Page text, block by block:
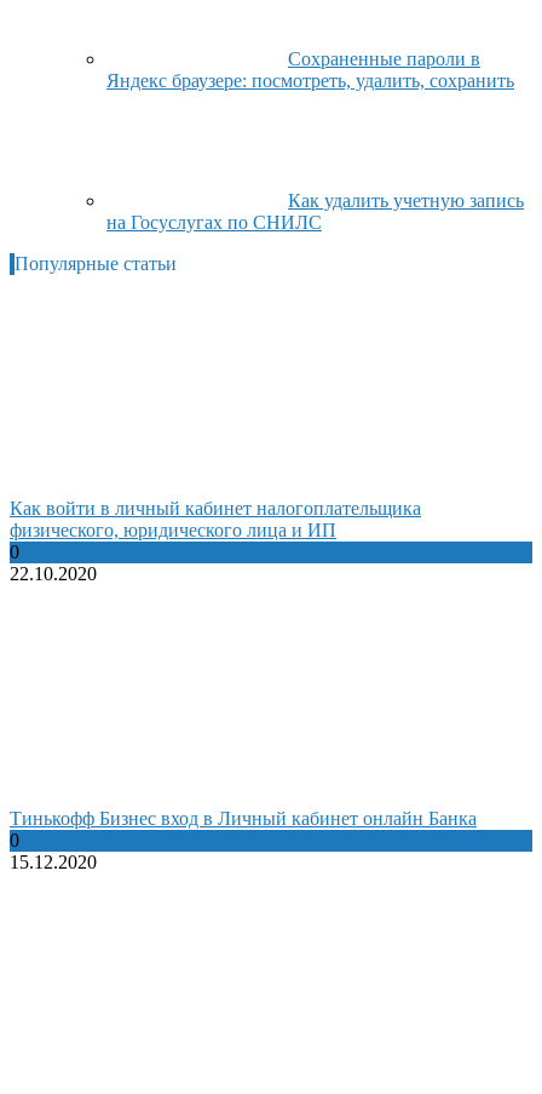
Сохраненные пароли в
Яндекс браузере: посмотреть, удалить, сохранить
Как удалить учетную запись
на Госуслугах по СНИЛС
Популярные статьи
Как войти в личный кабинет налогоплательщика
физического, юридического лица и ИП
0
22.10.2020
Тинькофф Бизнес вход в Личный кабинет онлайн Банка
0
15.12.2020